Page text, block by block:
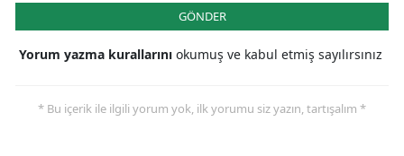
GÖNDER
Yorum yazma kurallarını okumuş ve kabul etmiş sayılırsınız
* Bu içerik ile ilgili yorum yok, ilk yorumu siz yazın, tartışalım *